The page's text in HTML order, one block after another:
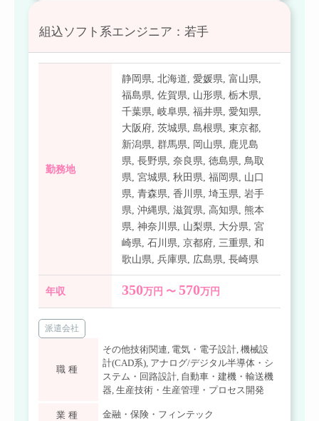
組込ソフト系エンジニア：若手
勤務地
静岡県,北海道,愛媛県,富山県,
福島県,佐賀県, 山形県,栃木県,
千葉県,岐阜県,福井県,愛知県,
大阪府,茨城県,島根県,東京都,
新潟県,群馬県, 岡山県, 鹿児島
県,長野県,奈良県,徳島県,鳥取
県,宮城県,秋田県,福岡県, 山口
県,青森県,香川県,埼玉県,岩手
県,沖縄県,滋賀県, 高知県,熊本
県,神奈川県, 山梨県, 大分県,宮
崎県,石川県,京都府,三重県,和
歌山県,兵庫県, 広島県,長崎県
年収 350万円 〜 570万円
派遣会社
職種
その他技術関連, 電気・電子設計, 機械設
計(CAD系), アナログ/デジタル半導体・シ
ステム・回路設計, 自動車・建機・輸送機
器, 生産技術・生産管理・プロセス開発
業種 金融・保険・フィンテック